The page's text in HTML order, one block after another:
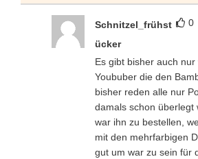
0
Schnitzel_frühst
ücker
Es gibt bisher auch
Yoububer die den
bisher reden alle nur
damals schon überlegt
war ihn zu bestellen,
mit den mehrfarbigen
gut um war zu sein für